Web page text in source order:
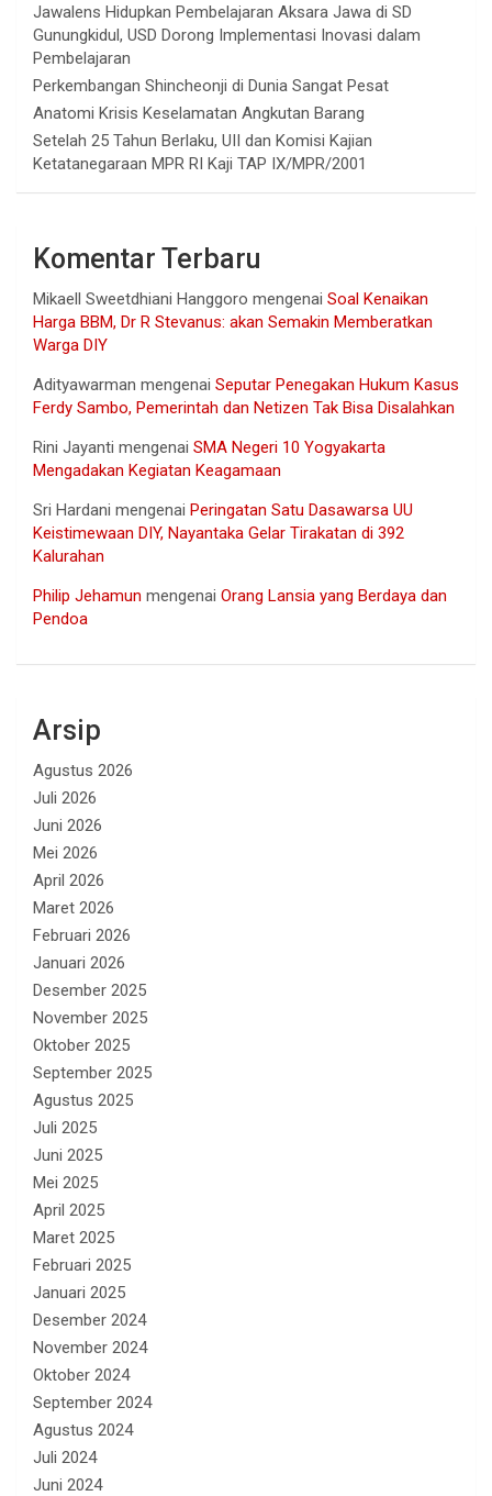
Jawalens Hidupkan Pembelajaran Aksara Jawa di SD
Gunungkidul, USD Dorong Implementasi Inovasi dalam
Pembelajaran
Perkembangan Shincheonji di Dunia Sangat Pesat
Anatomi Krisis Keselamatan Angkutan Barang
Setelah 25 Tahun Berlaku, UII dan Komisi Kajian
Ketatanegaraan MPR RI Kaji TAP IX/MPR/2001
Komentar Terbaru
Mikaell Sweetdhiani Hanggoro mengenai Soal Kenaikan
Harga BBM, Dr R Stevanus: akan Semakin Memberatkan
Warga DIY
Adityawarman mengenai Seputar Penegakan Hukum Kasus
Ferdy Sambo, Pemerintah dan Netizen Tak Bisa Disalahkan
Rini Jayanti mengenai SMA Negeri 10 Yogyakarta
Mengadakan Kegiatan Keagamaan
Sri Hardani mengenai Peringatan Satu Dasawarsa UU
Keistimewaan DIY, Nayantaka Gelar Tirakatan di 392
Kalurahan
Philip Jehamun mengenai Orang Lansia yang Berdaya dan
Pendoa
Arsip
Agustus 2026
Juli 2026
Juni 2026
Mei 2026
April 2026
Maret 2026
Februari 2026
Januari 2026
Desember 2025
November 2025
Oktober 2025
September 2025
Agustus 2025
Juli 2025
Juni 2025
Mei 2025
April 2025
Maret 2025
Februari 2025
Januari 2025
Desember 2024
November 2024
Oktober 2024
September 2024
Agustus 2024
Juli 2024
Juni 2024